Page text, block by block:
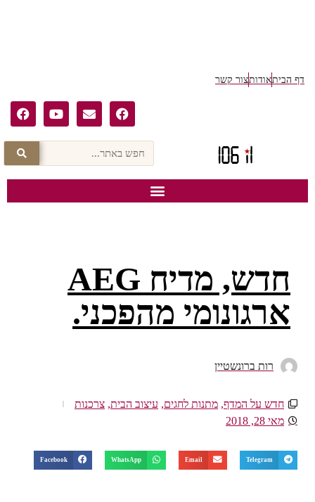
הביתאודותצור קשר
חדש, מדיח AEG
ארגונומי מהפכני.
רות ברונשטיין
חדש על המדף,מתנות לחגים,עיצוב הבית,צרכנות
מאי 28, 2018
Telegram
Email
WhatsApp
Facebook